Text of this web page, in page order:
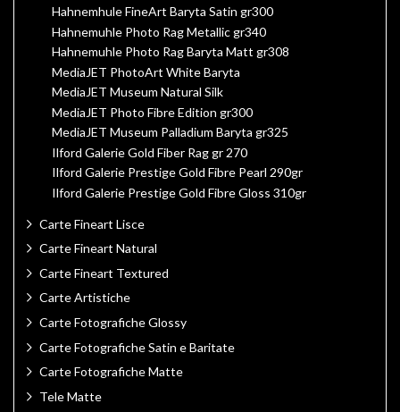
Hahnemhule FineArt Baryta Satin gr300
Hahnemuhle Photo Rag Metallic gr340
Hahnemuhle Photo Rag Baryta Matt gr308
MediaJET PhotoArt White Baryta
MediaJET Museum Natural Silk
MediaJET Photo Fibre Edition gr300
MediaJET Museum Palladium Baryta gr325
Ilford Galerie Gold Fiber Rag gr 270
Ilford Galerie Prestige Gold Fibre Pearl 290gr
Ilford Galerie Prestige Gold Fibre Gloss 310gr
Carte Fineart Lisce
Carte Fineart Natural
Carte Fineart Textured
Carte Artistiche
Carte Fotografiche Glossy
Carte Fotografiche Satin e Baritate
Carte Fotografiche Matte
Tele Matte